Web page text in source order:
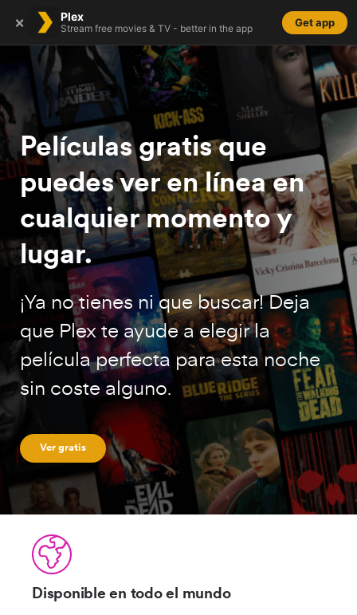
× Plex
Stream free movies & TV - better in the app Get app
Watch Free
Películas gratis que
puedes ver en línea en
cualquier momento y
lugar.
¡Ya no tienes ni que buscar! Deja
que Plex te ayude a elegir la
película perfecta para esta noche
sin coste alguno.
Ver gratis
Disponible en todo el mundo